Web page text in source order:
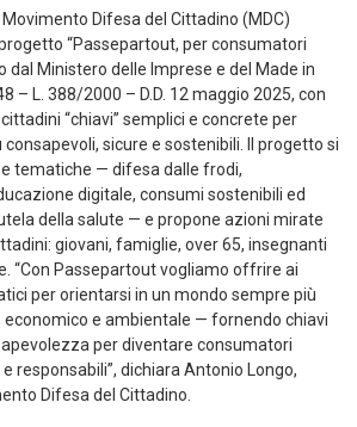
Movimento Difesa del Cittadino (MDC)
“Passepartout, per consumatori
dal Ministero delle Imprese e del Made in
– L. 388/2000 – D.D. 12 maggio 2025, con
“chiavi” semplici e concrete per
sicure e sostenibili. Il progetto si
tematiche — difesa dalle frodi,
digitale, consumi sostenibili ed
della salute — e propone azioni mirate
giovani, famiglie, over 65, insegnanti
“Con Passepartout vogliamo offrire ai
per orientarsi in un mondo sempre più
e ambientale — fornendo chiavi
per diventare consumatori
responsabili”, dichiara Antonio Longo,
Difesa del Cittadino.